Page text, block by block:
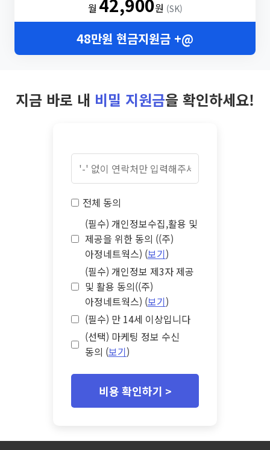
월 42,900원 (SK)
48만원 현금지원금 +@
지금 바로 내 비밀 지원금을 확인하세요!
전체 동의
(필수) 개인정보수집,활용 및
제공을 위한 동의 ((주)
아정네트웍스) (보기)
(필수) 개인정보 제3자 제공
및 활용 동의((주)
아정네트웍스) (보기)
(필수) 만 14세 이상입니다
(선택) 마케팅 정보 수신
동의 (보기)
비용 확인하기 >